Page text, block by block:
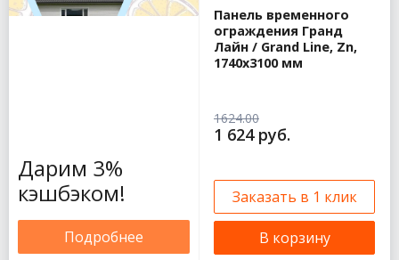
Дарим 3%
кэшбэком!
Подробнее
Панель временного
ограждения Гранд
Лайн / Grand Line, Zn,
1740х3100 мм
1624.00
1 624 руб.
Заказать в 1 клик
В корзину